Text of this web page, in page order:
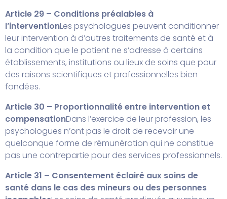
Article 29 – Conditions préalables à
l’interventionLes psychologues peuvent conditionner
leur intervention à d’autres traitements de santé et à
la condition que le patient ne s’adresse à certains
établissements, institutions ou lieux de soins que pour
des raisons scientifiques et professionnelles bien
fondées.
Article 30 – Proportionnalité entre intervention et
compensationDans l’exercice de leur profession, les
psychologues n’ont pas le droit de recevoir une
quelconque forme de rémunération qui ne constitue
pas une contrepartie pour des services professionnels.
Article 31 – Consentement éclairé aux soins de
santé dans le cas des mineurs ou des personnes